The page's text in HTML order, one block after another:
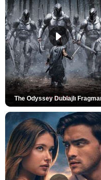
The Odyssey Dublajlı